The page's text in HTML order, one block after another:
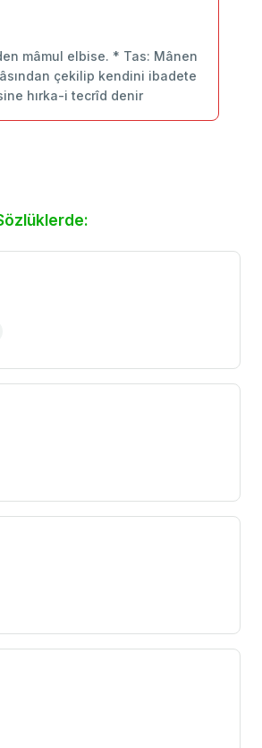
mâmul elbise. * Tas: Mânen
çekilip kendini ibadete
hırka-i tecrîd denir